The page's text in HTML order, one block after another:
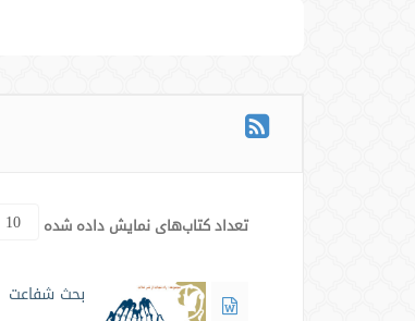
تعداد کتاب‌های نمایش داده شده
بحث شفاعت